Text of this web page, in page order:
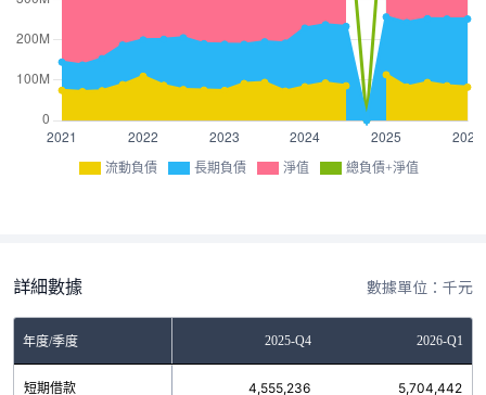
流動負債 長期負債 淨值 總負債+淨值
詳細數據 數據單位：千元
年度/季度 2025-Q4 2026-Q1
短期借款 4,555,236 5,704,442